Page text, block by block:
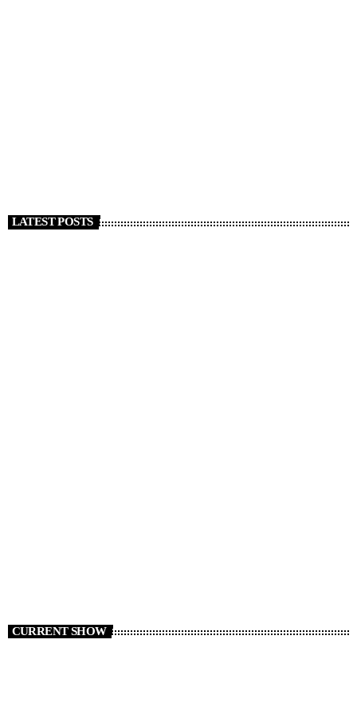
LATEST POSTS
CURRENT SHOW